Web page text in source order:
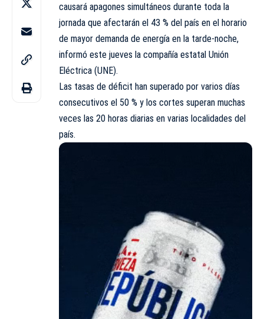
causará apagones simultáneos durante toda la
jornada que afectarán el 43 % del país en el horario
de mayor demanda de energía en la tarde-noche,
informó este jueves la compañía estatal Unión
Eléctrica (UNE).
Las tasas de déficit han superado por varios días
consecutivos el 50 % y los cortes superan muchas
veces las 20 horas diarias en varias localidades del
país.